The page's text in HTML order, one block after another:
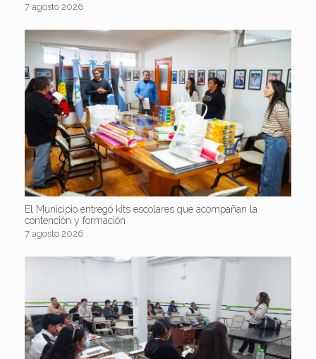
7 agosto 2026
El Municipio entregó kits escolares que acompañan la
contención y formación
7 agosto 2026